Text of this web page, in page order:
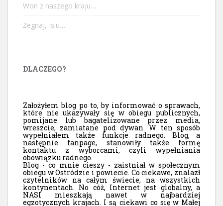
Won z naszego kraju…
Żegnaj, Isiu…
DLACZEGO?
Założyłem blog po to, by informować o sprawach,
które nie ukazywały się w obiegu publicznych,
pomijane lub bagatelizowane przez media,
wreszcie, zamiatane pod dywan. W ten sposób
wypełniałem także funkcje radnego. Blog, a
następnie fanpage, stanowiły także formę
kontaktu z wyborcami, czyli wypełniania
obowiązku radnego.
Blog - co mnie cieszy - zaistniał w społecznym
obiegu w Ostródzie i powiecie. Co ciekawe, znalazł
czytelników na całym świecie, na wszystkich
kontynentach. No cóż, Internet jest globalny, a
NASI mieszkają nawet w najbardziej
egzotycznych krajach. I są ciekawi co się w Małej